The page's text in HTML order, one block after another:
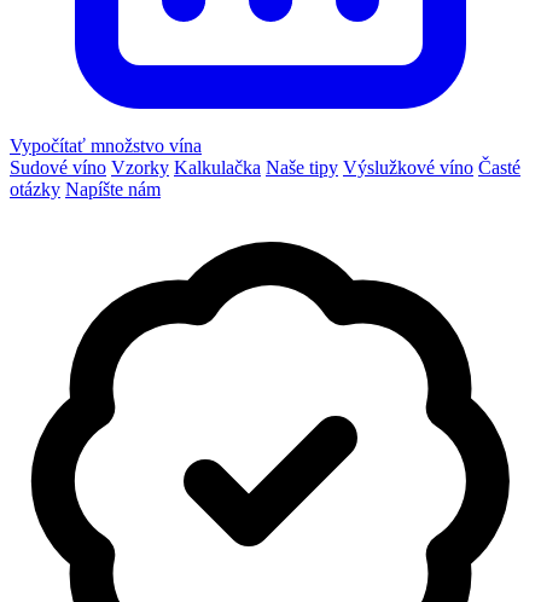
Vypočítať množstvo vína
Sudové víno Vzorky Kalkulačka Naše tipy Výslužkové víno Časté
otázky Napíšte nám